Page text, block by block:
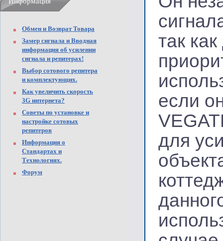
Обмен и Возврат Товара
Замер сигнала и Вводная
информация об усилении
сигнала и репитерах!
Выбор сотового репитера
и комплектующих.
Как увеличить скорость
3G интернета?
Советы по установке и
настройке сотовых
репитеров
Информация о
Стандартах и
Технологиях.
Форум
так
если
для